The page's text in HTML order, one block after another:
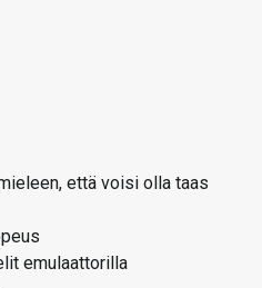
että voisi olla taas
emulaattorilla